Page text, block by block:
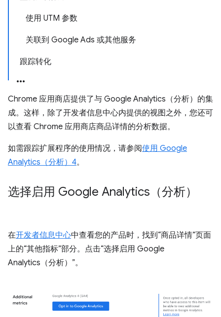
使用 UTM 参数
关联到 Google Ads 或其他服务
跟踪转化
Chrome 应用商店提供了与 Google Analytics（分析）的集
成。这样，除了开发者信息中心内提供的视图之外，您还可
以查看 Chrome 应用商店商品详情的分析数据。
如需跟踪扩展程序的使用情况，请参阅使用 Google
Analytics（分析）4。
选择启用 Google Analytics（分析）
在开发者信息中心中查看您的产品时，找到“商品详情”页面
上的“其他指标”部分。点击“选择启用 Google
Analytics（分析）”。